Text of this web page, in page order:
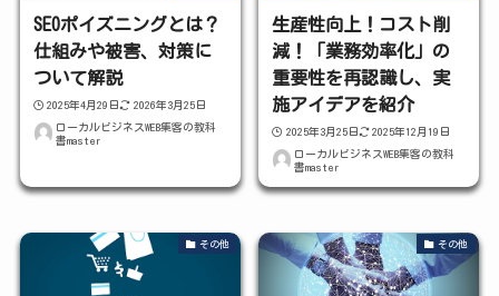
SEOポイズニングとは？
仕組みや被害、対策に
ついて解説
2025年4月29日
2026年3月25日
ローカルビジネスWEB集客の教科
書master
生産性向上！コスト削
減！「業務効率化」の
重要性を再認識し、実
施アイデアを紹介
2025年3月25日
2025年12月19日
ローカルビジネスWEB集客の教科
書master
その他 その他